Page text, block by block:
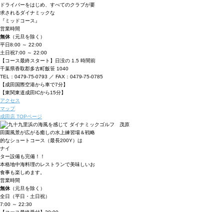
ドライバーをはじめ、すべてのクラブが要
求されるダイナミックな
『ミッドコース』
営業時間
無休 （元旦を除く）
平日8:00 ～ 22:00
土日祝7:00 ～ 22:00
【コース最終スタート】日没の 1.5 時間前
千葉県香取郡多古町飯笹 1040
TEL：0479-75-0793 ／ FAX：0479-75-0785
【成田国際空港から車で7分】
【東関東道成田ICから15分】
アクセス
マップ
成田店 TOPページ
田園風景が広がる癒しの水上練習場＆戦略
的なショートコース（最長200Y）は
ナイ
ター設備も完備！！
本格地中海料理のレストランで美味しいお
食事も楽しめます。
営業時間
無休 （元旦を除く）
全日（平日・土日祝）
7:00 ～ 22:30